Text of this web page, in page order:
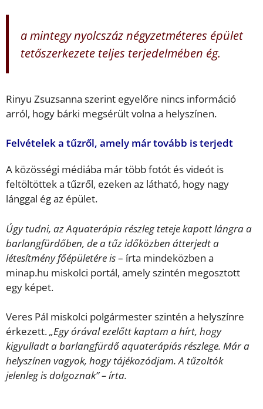
a mintegy nyolcszáz négyzetméteres épület
tetőszerkezete teljes terjedelmében ég.
Rinyu Zsuzsanna szerint egyelőre nincs információ
arról, hogy bárki megsérült volna a helyszínen.
Felvételek a tűzről, amely már tovább is terjedt
A közösségi médiába már több fotót és videót is
feltöltöttek a tűzről, ezeken az látható, hogy nagy
lánggal ég az épület.
Úgy tudni, az Aquaterápia részleg teteje kapott lángra a
barlangfürdőben, de a tűz időközben átterjedt a
létesítmény főépületére is– írta mindeközben a
minap.hu miskolci portál, amely szintén megosztott
egy képet.
Veres Pál miskolci polgármester szintén a helyszínre
érkezett.„Egy órával ezelőtt kaptam a hírt, hogy
kigyulladt a barlangfürdő aquaterápiás részlege. Már a
helyszínen vagyok, hogy tájékozódjam. A tűzoltók
jelenleg is dolgoznak” – írta.